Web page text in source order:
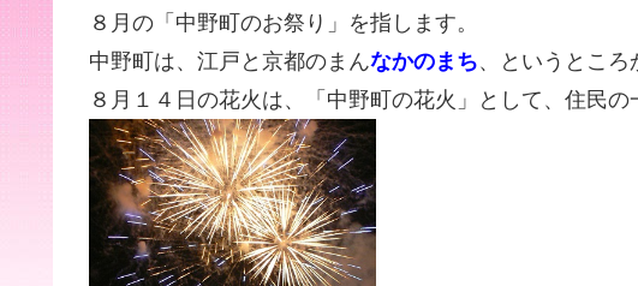
８月の「中野町のお祭り」を指します。
中野町は、江戸と京都のまんなかのまち、というところ
８月１４日の花火は、「中野町の花火」として、住民の